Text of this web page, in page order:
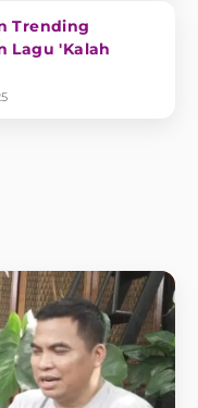
Trending
Lagu 'Kalah